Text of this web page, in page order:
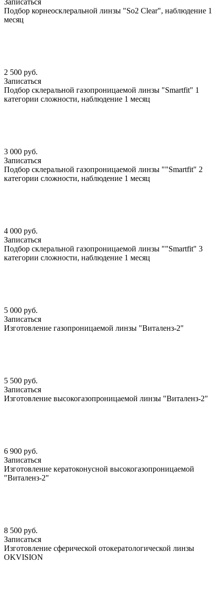
Подбор корнеосклеральной линзы "So2 Clear", наблюдение 1
месяц
2 500 руб.
Записаться
Подбор склеральной газопроницаемой линзы "Smartfit" 1
категории сложности, наблюдение 1 месяц
3 000 руб.
Записаться
Подбор склеральной газопроницаемой линзы ""Smartfit" 2
категории сложности, наблюдение 1 месяц
4 000 руб.
Записаться
Подбор склеральной газопроницаемой линзы ""Smartfit" 3
категории сложности, наблюдение 1 месяц
5 000 руб.
Записаться
Изготовление газопроницаемой линзы "Виталенз-2"
5 500 руб.
Записаться
Изготовление высокогазопроницаемой линзы "Виталенз-2"
6 900 руб.
Записаться
Изготовление кератоконусной высокогазопроницаемой
"Виталенз-2"
8 500 руб.
Записаться
Изготовление сферической отокератологической линзы
OKVISION